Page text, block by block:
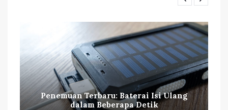
Penemuan Terbaru: Baterai Isi Ulang
dalam Beberapa Detik